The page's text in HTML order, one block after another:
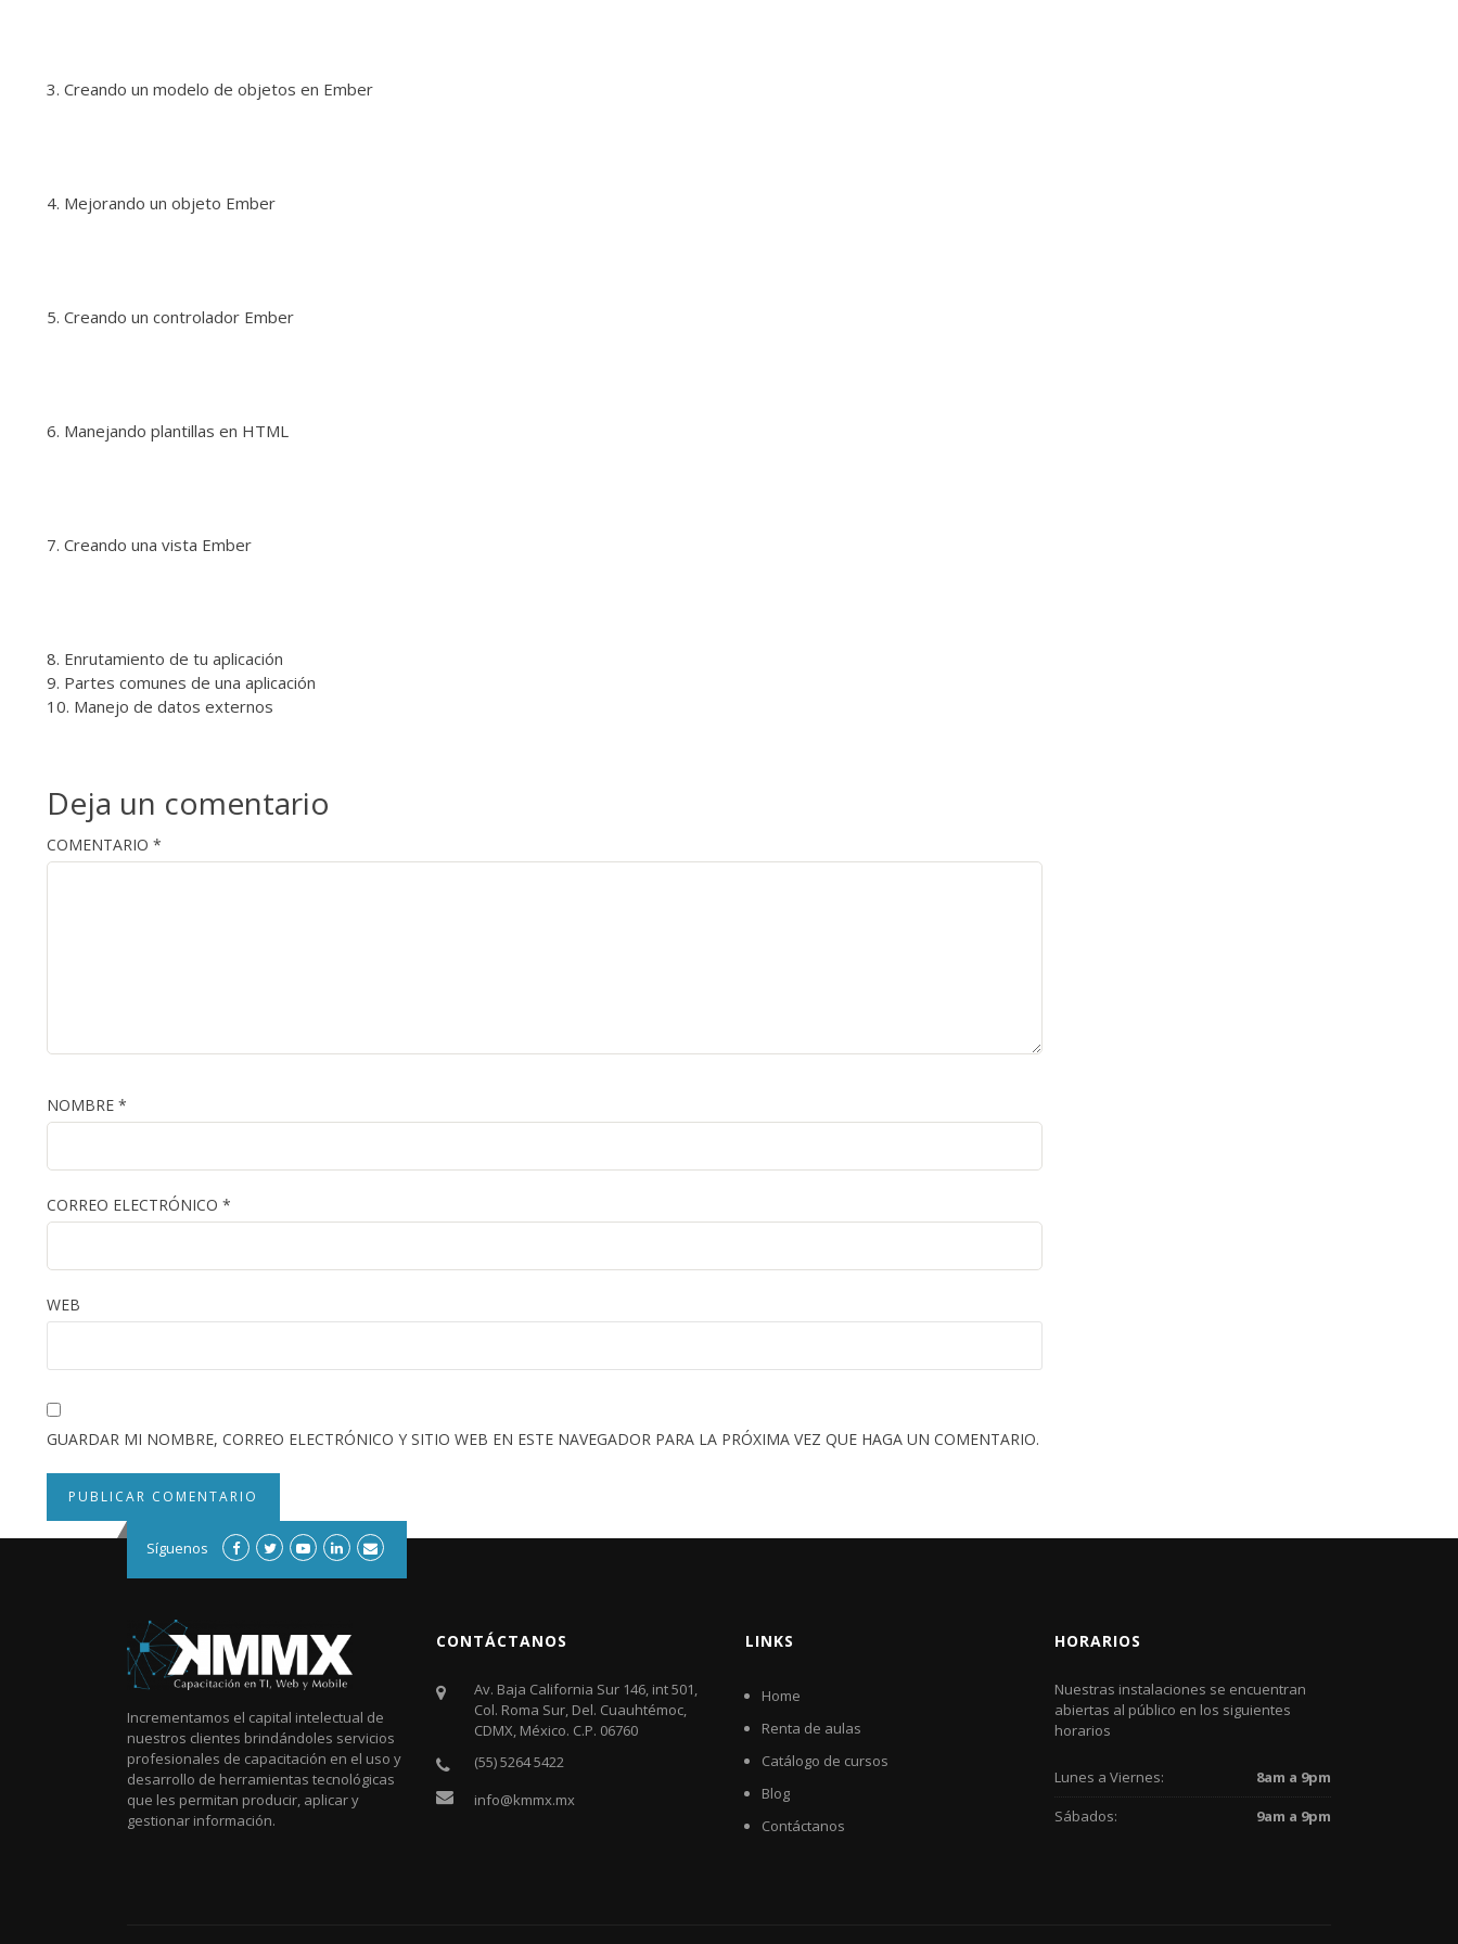
Creando un modelo de objetos en Ember
Mejorando un objeto Ember
Creando un controlador Ember
Manejando plantillas en HTML
Creando una vista Ember
Enrutamiento de tu aplicación
Partes comunes de una aplicación
Manejo de datos externos
Deja un comentario
COMENTARIO *
NOMBRE *
CORREO ELECTRÓNICO *
WEB
GUARDAR MI NOMBRE, CORREO ELECTRÓNICO Y SITIO WEB EN ESTE NAVEGADOR PARA LA PRÓXIMA VEZ QUE HAGA UN COMENTARIO.
Síguenos
Incrementamos el capital intelectual de
nuestros clientes brindándoles servicios
profesionales de capacitación en el uso y
desarrollo de herramientas tecnológicas
que les permitan producir, aplicar y
gestionar información.
CONTÁCTANOS
Av. Baja California Sur 146, int 501,
Col. Roma Sur, Del. Cuauhtémoc,
CDMX, México. C.P. 06760​
(55) 5264 5422
info@kmmx.mx
LINKS
Home
Renta de aulas
Catálogo de cursos
Blog
Contáctanos
HORARIOS
Nuestras instalaciones se encuentran
abiertas al público en los siguientes
horarios
Lunes a Viernes:
8am a 9pm
Sábados:
9am a 9pm